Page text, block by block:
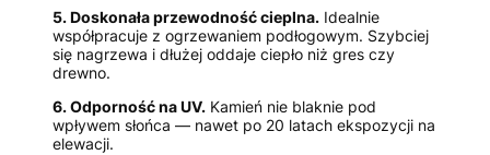
5. Doskonała przewodność cieplna. Idealnie
współpracuje z ogrzewaniem podłogowym. Szybciej
się nagrzewa i dłużej oddaje ciepło niż gres czy
drewno.
6. Odporność na UV. Kamień nie blaknie pod
wpływem słońca — nawet po 20 latach ekspozycji na
elewacji.